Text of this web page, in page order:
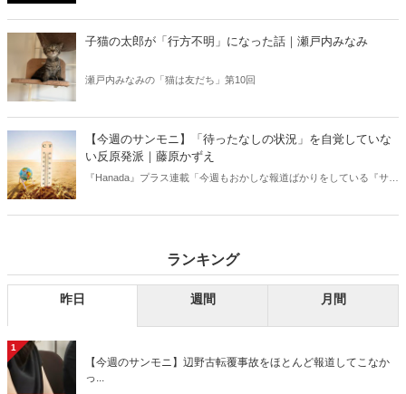
信じるか信じないかは、あなた次第！ 芸能ニュース
子猫の太郎が「行方不明」になった話｜瀬戸内みなみ
瀬戸内みなみの「猫は友だち」第10回
【今週のサンモニ】「待ったなしの状況」を自覚していな
い反原発派｜藤原かずえ
『Hanada』プラス連載「今週もおかしな報道ばかりをしている『サン
ランキング
昨日 週間 月間
1
【今週のサンモニ】辺野古転覆事故をほとんど報道してこなか
っ...